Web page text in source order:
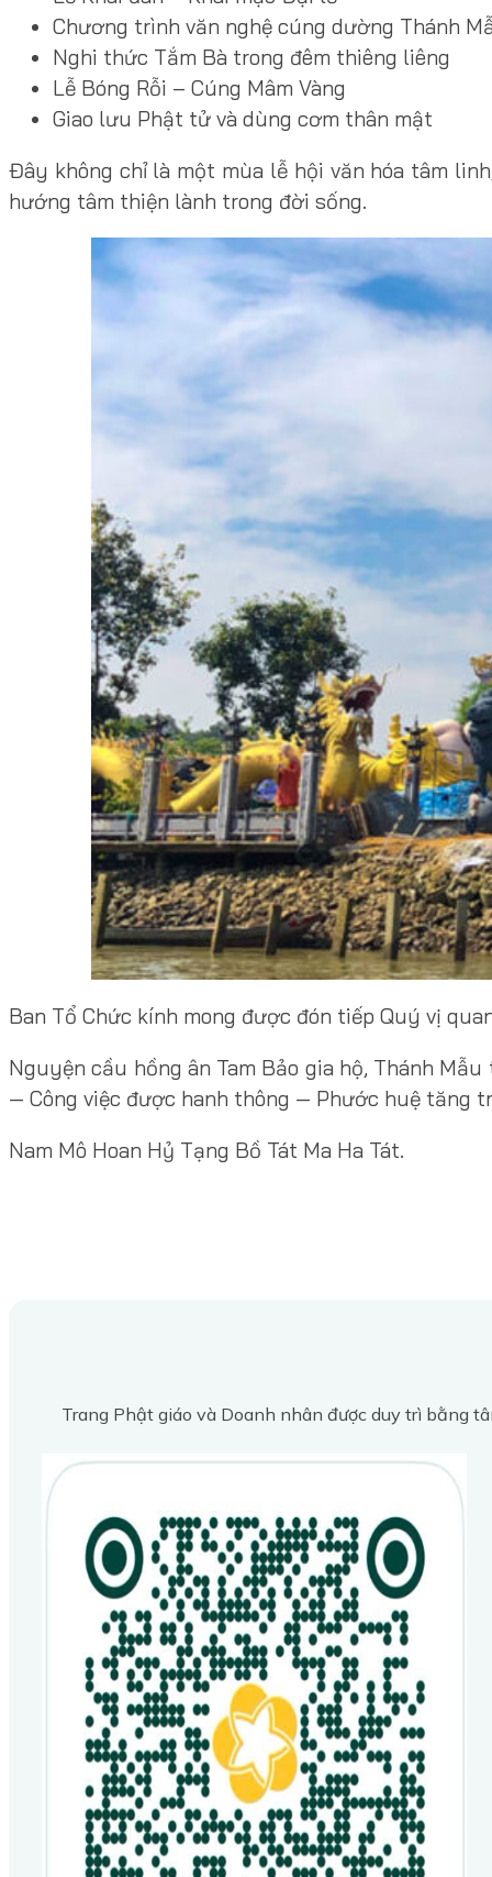
Chương trình văn nghệ cúng dường Thánh
Nghi thức Tắm Bà trong đêm thiêng liêng
Lễ Bóng Rỗi – Cúng Mâm Vàng
Giao lưu Phật tử và dùng cơm thân mật
Đây không chỉ là một mùa lễ hội văn hóa tâm
hướng tâm thiện lành trong đời sống.
Ban Tổ Chức kính mong được đón tiếp Quý vị
Nguyện cầu hồng ân Tam Bảo gia hộ, Thánh
— Công việc được hanh thông — Phước huệ tăng
Nam Mô Hoan Hỷ Tạng Bồ Tát Ma Ha Tát.
Trang Phật giáo và Doanh nhân được duy trì bằng